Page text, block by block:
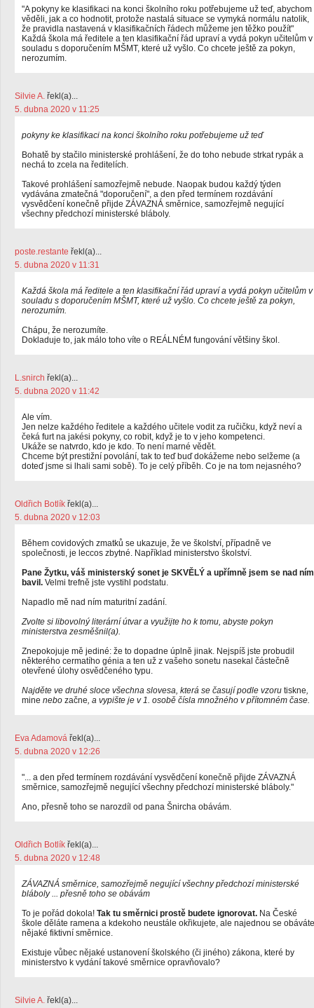
"A pokyny ke klasifikaci na konci školního roku potřebujeme už teď, abychom
věděli, jak a co hodnotit, protože nastalá situace se vymyká normálu natolik,
že pravidla nastavená v klasifikačních řádech můžeme jen těžko použít"
Každá škola má ředitele a ten klasifikační řád upraví a vydá pokyn učitelům v
souladu s doporučením MŠMT, které už vyšlo. Co chcete ještě za pokyn,
nerozumím.
Silvie A. řekl(a)...
5. dubna 2020 v 11:25
pokyny ke klasifikaci na konci školního roku potřebujeme už teď
Bohatě by stačilo ministerské prohlášení, že do toho nebude strkat rypák a
nechá to zcela na ředitelích.
Takové prohlášení samozřejmě nebude. Naopak budou každý týden
vydávána zmatečná "doporučení", a den před termínem rozdávání
vysvědčení konečně přijde ZÁVAZNÁ směrnice, samozřejmě negující
všechny předchozí ministerské bláboly.
poste.restante řekl(a)...
5. dubna 2020 v 11:31
Každá škola má ředitele a ten klasifikační řád upraví a vydá pokyn učitelům v
souladu s doporučením MŠMT, které už vyšlo. Co chcete ještě za pokyn,
nerozumím.
Chápu, že nerozumíte.
Dokladuje to, jak málo toho víte o REÁLNÉM fungování většiny škol.
L.snirch řekl(a)...
5. dubna 2020 v 11:42
Ale vím.
Jen nelze každého ředitele a každého učitele vodit za ručičku, když neví a
čeká furt na jakési pokyny, co robit, když je to v jeho kompetenci.
Ukáže se natvrdo, kdo je kdo. To není marné vědět.
Chceme být prestižní povolání, tak to teď buď dokážeme nebo selžeme (a
doteď jsme si lhali sami sobě). To je celý příběh. Co je na tom nejasného?
Oldřich Botlík řekl(a)...
5. dubna 2020 v 12:03
Během covidových zmatků se ukazuje, že ve školství, případně ve
společnosti, je leccos zbytné. Například ministerstvo školství.
Pane Žytku, váš ministerský sonet je SKVĚLÝ a upřímně jsem se nad ním
bavil. Velmi trefně jste vystihl podstatu.
Napadlo mě nad ním maturitní zadání.
Zvolte si libovolný literární útvar a využijte ho k tomu, abyste pokyn
ministerstva zesměšnil(a).
Znepokojuje mě jediné: že to dopadne úplně jinak. Nejspíš jste probudil
některého cermatího génia a ten už z vašeho sonetu nasekal částečně
otevřené úlohy osvědčeného typu.
Najděte ve druhé sloce všechna slovesa, která se časují podle vzoru tiskne,
mine nebo začne, a vypište je v 1. osobě čísla množného v přítomném čase.
Eva Adamová řekl(a)...
5. dubna 2020 v 12:26
"... a den před termínem rozdávání vysvědčení konečně přijde ZÁVAZNÁ
směrnice, samozřejmě negující všechny předchozí ministerské bláboly."
Ano, přesně toho se narozdíl od pana Šnircha obávám.
Oldřich Botlík řekl(a)...
5. dubna 2020 v 12:48
ZÁVAZNÁ směrnice, samozřejmě negující všechny předchozí ministerské
bláboly ... přesně toho se obávám
To je pořád dokola! Tak tu směrnici prostě budete ignorovat. Na České
škole děláte ramena a kdekoho neustále okřikujete, ale najednou se obáváte
nějaké fiktivní směrnice.
Existuje vůbec nějaké ustanovení školského (či jiného) zákona, které by
ministerstvo k vydání takové směrnice opravňovalo?
Silvie A. řekl(a)...